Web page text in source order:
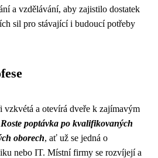
a vzdělávání, aby zajistilo dostatek
sil pro stávající i budoucí potřeby
vzkvétá a otevírá dveře k zajímavým
Roste poptávka po kvalifikovaných
oborech, ať už se jedná o
nebo IT. Místní firmy se rozvíjejí a